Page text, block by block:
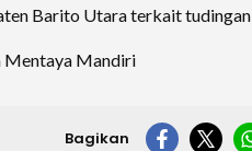
Barito Utara terkait
Mentaya Mandiri
Bagikan